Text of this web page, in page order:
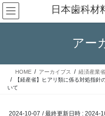
コ
ン
テ
ス
ナ
ビ
ゲ
ン
日本歯科材
アー
HOME アーカイブス
経済産業省
【経産省】ヒアリ類に係る対処指
いて
2024-10-07 / 最終更新日時 : 2024-